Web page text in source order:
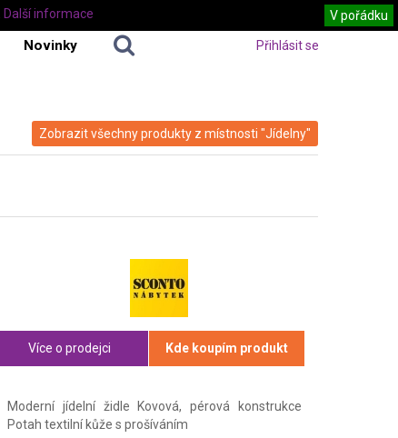
Novinky Přihlásit se
Zobrazit všechny produkty z místnosti "Jídelny"
Více o prodejci Kde koupím produkt
Moderní jídelní židle Kovová, pérová konstrukce
Potah textilní kůže s prošíváním
V pořádku
Další informace